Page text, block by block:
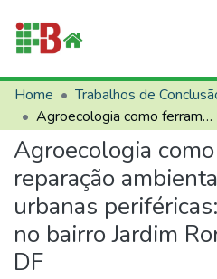
Communities & Collections
All of RIIFB
Manuals and Terms
Statistics
About RIIFB
Help
Contacts
Home
Agroecologia como ferramenta de reparação ambiental em áreas urbanas periféricas: estudo de caso no bairro Jardim Roriz, Planaltina-DF
Agroecologia
reparação
urbanas
no bairro Jardim
DF